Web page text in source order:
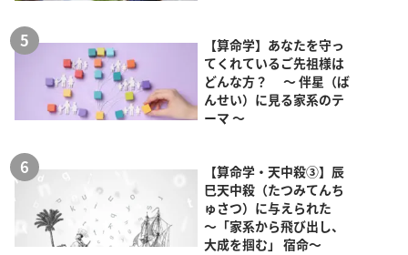
【算命学】あなたを守っ
てくれているご先祖様は
どんな方？ ～ 伴星（ば
んせい）に見る家系のテ
ーマ ～
【算命学・天中殺③】辰
巳天中殺（たつみてんち
ゅさつ）に与えられた
～「家系から飛び出し、
大成を掴む」 宿命～